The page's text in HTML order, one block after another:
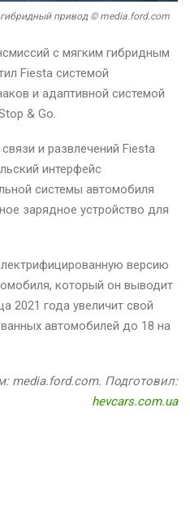
привод © media.ford.com
с мягким гибридным
Fiesta системой
и адаптивной системой
& Go.
и развлечений Fiesta
интерфейс
системы автомобиля
зарядное устройство для
версию
который он выводит
2021 года увеличит свой
автомобилей до 18 на
media.ford.com. Подготовил:
hevcars.com.ua